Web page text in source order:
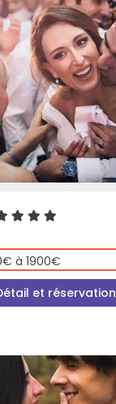
à 1900€
et réservation